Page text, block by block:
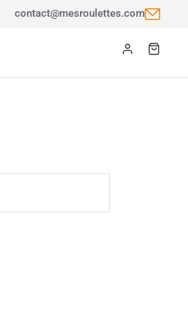
contact@mesroulettes.com